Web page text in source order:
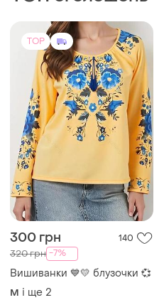
TOP
300 грн 140
320 грн -7%
Вишиванки 💙💛 блузочки 💞
M і ще 2